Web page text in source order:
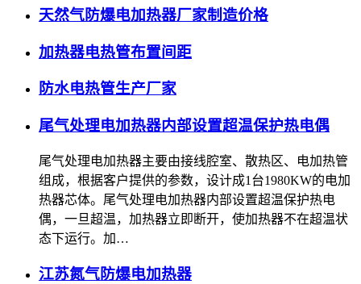
天然气防爆电加热器厂家制造价格
加热器电热管布置间距
防水电热管生产厂家
尾气处理电加热器内部设置超温保护热电偶
尾气处理电加热器主要由接线腔室、散热区、电加热管
组成，根据客户提供的参数，设计成1台1980KW的电加
热器芯体。尾气处理电加热器内部设置超温保护热电
偶，一旦超温，加热器立即断开，使加热器不在超温状
态下运行。加…
江苏氮气防爆电加热器